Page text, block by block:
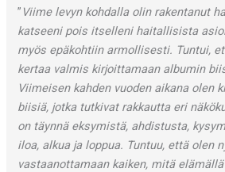
” Viime levyn kohdalla olin rakentanut
katseeni pois itselleni haitallisista
myös epäkohtiin armollisesti. Tuntui,
kertaa valmis kirjoittamaan albumin
Viimeisen kahden vuoden aikana olen
biisiä, jotka tutkivat rakkautta eri
on täynnä eksymistä, ahdistusta,
iloa, alkua ja loppua. Tuntuu, että olen
vastaanottamaan kaiken, mitä